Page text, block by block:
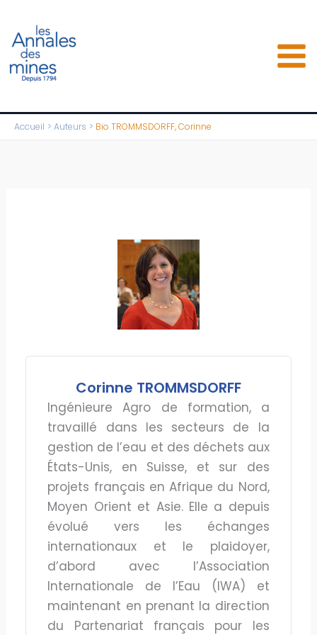
contenu
Accueil Auteurs Bio TROMMSDORFF, Corinne
Corinne TROMMSDORFF
Ingénieure Agro de formation, a
travaillé dans les secteurs de la
gestion de l’eau et des déchets aux
États-Unis, en Suisse, et sur des
projets français en Afrique du Nord,
Moyen Orient et Asie. Elle a depuis
évolué vers les échanges
internationaux et le plaidoyer,
d’abord avec l’Association
Internationale de l’Eau (IWA) et
maintenant en prenant la direction
du Partenariat français pour les